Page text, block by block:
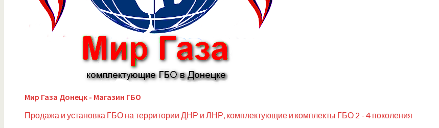
Мир Газа Донецк - Магазин ГБО
Продажа и установка ГБО на территории ДНР и ЛНР, комплектующие и комплекты ГБО 2 - 4 поколения